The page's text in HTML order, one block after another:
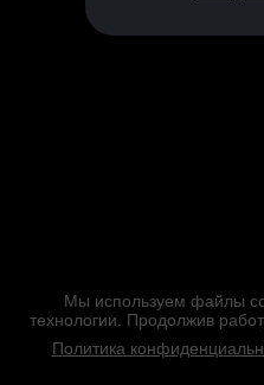
Мы используем файлы
технологии. Продолжив
Политика